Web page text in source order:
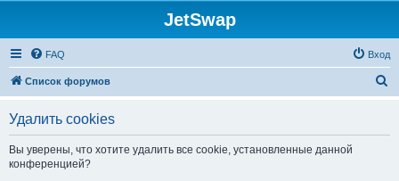
JetSwap
FAQ Вход
Список форумов
Удалить cookies
Вы уверены, что хотите удалить все cookie, установленные данной
конференцией?